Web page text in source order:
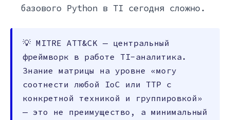
базового Python в TI сегодня сложно.
💡 MITRE ATT&CK — центральный
фреймворк в работе TI-аналитика.
Знание матрицы на уровне «могу
соотнести любой IoC или TTP с
конкретной техникой и группировкой»
— это не преимущество, а минимальный